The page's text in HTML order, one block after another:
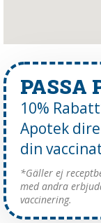
PASSA
10%
Apotek
din
*Gäller ej
med andra
vaccinering.